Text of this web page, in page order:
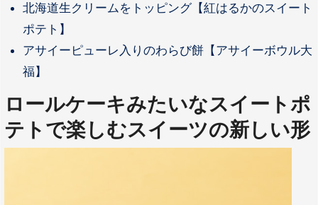
北海道生クリームをトッピング【紅はるかのスイート
ポテト】
アサイーピューレ入りのわらび餅【アサイーボウル大
福】
ロールケーキみたいなスイートポ
テトで楽しむスイーツの新しい形